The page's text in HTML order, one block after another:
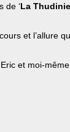
de ‘La
et l’allure
et moi-